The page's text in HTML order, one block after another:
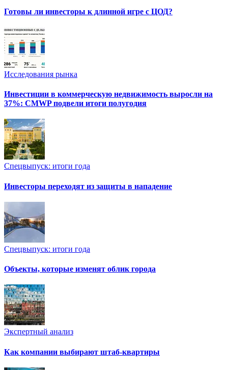
Готовы ли инвесторы к длинной игре с ЦОД?
Исследования рынка
Инвестиции в коммерческую недвижимость выросли на
37%: CMWP подвели итоги полугодия
Спецвыпуск: итоги года
Инвесторы переходят из защиты в нападение
Спецвыпуск: итоги года
Объекты, которые изменят облик города
Экспертный анализ
Как компании выбирают штаб-квартиры